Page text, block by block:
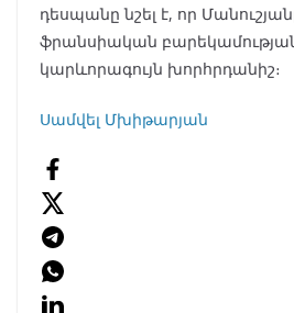
դեսպանը նշել է, որ
ֆրանսիական
կարևորագույն խորհրդանիշ։
Սամվել Մխիթարյան